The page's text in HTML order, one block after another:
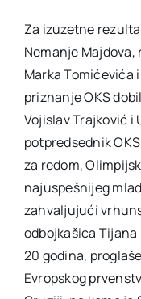
Za izuzetne
Nemanje Majdova,
Marka Tomićevića
priznanje OKS
Vojislav Trajković i
potpredsednik
za redom,
najuspešnijeg
zahvaljujući
odbojkašica Tijana
20 godina,
Evropskog